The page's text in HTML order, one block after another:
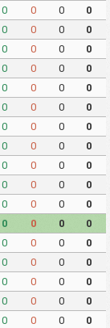
0 0 0
0
0 0 0
0
0 0 0
0
0 0 0
0
0 0 0
0
0 0 0
0
0 0 0
0
0 0 0
0
0 0 0
0
0 0 0
0
0 0 0
0
0 0 0
0
0 0 0
0
0 0 0
0
0 0 0
0
0 0 0
0
0 0 0
0